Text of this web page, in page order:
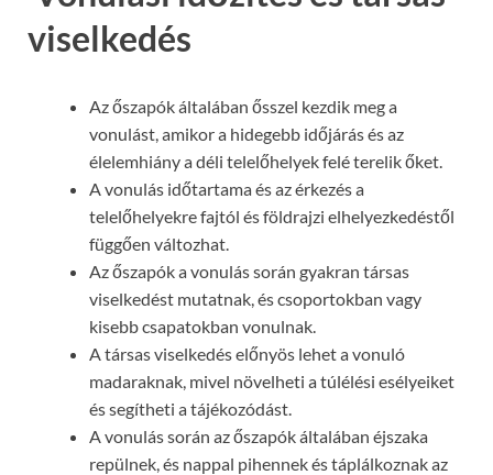
viselkedés
Az őszapók általában ősszel kezdik meg a
vonulást, amikor a hidegebb időjárás és az
élelemhiány a déli telelőhelyek felé terelik őket.
A vonulás időtartama és az érkezés a
telelőhelyekre fajtól és földrajzi elhelyezkedéstől
függően változhat.
Az őszapók a vonulás során gyakran társas
viselkedést mutatnak, és csoportokban vagy
kisebb csapatokban vonulnak.
A társas viselkedés előnyös lehet a vonuló
madaraknak, mivel növelheti a túlélési esélyeiket
és segítheti a tájékozódást.
A vonulás során az őszapók általában éjszaka
repülnek, és nappal pihennek és táplálkoznak az